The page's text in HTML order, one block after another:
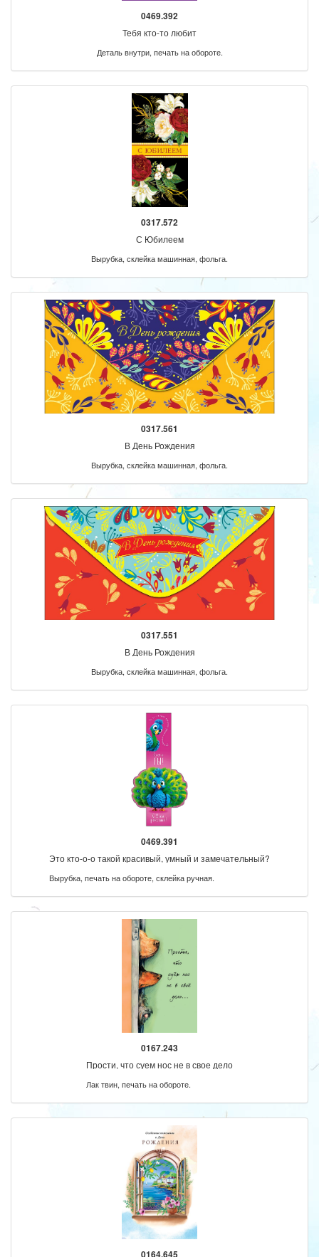
0469.392
Тебя кто-то любит
Деталь внутри, печать на обороте.
0317.572
С Юбилеем
Вырубка, склейка машинная, фольга.
0317.561
В День Рождения
Вырубка, склейка машинная, фольга.
0317.551
В День Рождения
Вырубка, склейка машинная, фольга.
0469.391
Это кто-о-о такой красивый, умный и замечательный?
Вырубка, печать на обороте, склейка ручная.
0167.243
Прости, что суем нос не в свое дело
Лак твин, печать на обороте.
0164.645